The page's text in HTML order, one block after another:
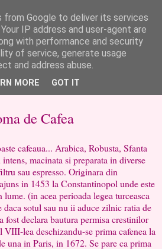
imi trec prin minte..si cum am
de Cafea
Arabica, Robusta, Sfanta
macinata si preparata in diverse
sau espresso. Originara din
in 1453 la Constantinopol unde este
(in acea perioada legea turceasca
daca sotul sau nu ii aduce zilnic ratia de
fost declara bautura permisa crestinilor
VIII-lea deschizandu-se prima cafenea la
una in Paris, in 1672. Se pare ca prima
from Google to deliver its services
IP address and user-agent are
with performance and security
of service, generate usage
and address abuse.
MORE GOT IT